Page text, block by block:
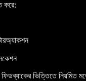
করে:
ভিত্তিতে নিয়মিত